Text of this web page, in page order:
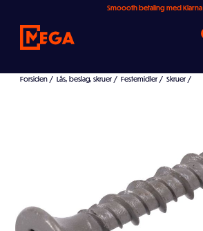
Smoooth betaling med Klarna
Forsiden / Lås, beslag, skruer / Festemidler / Skruer /